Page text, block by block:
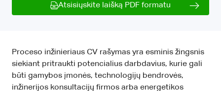
Atsisiųskite laišką PDF formatu
Proceso inžinieriaus CV rašymas yra esminis žingsnis
siekiant pritraukti potencialius darbdavius, kurie gali
būti gamybos įmonės, technologijų bendrovės,
inžinerijos konsultacijų firmos arba energetikos